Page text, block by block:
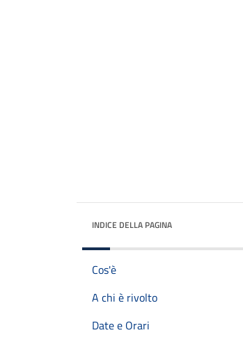
INDICE DELLA PAGINA
Cos'è
A chi è rivolto
Date e Orari